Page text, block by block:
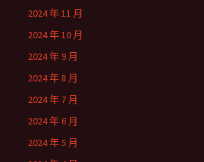
2024 年 11 月
2024 年 10 月
2024 年 9 月
2024 年 8 月
2024 年 7 月
2024 年 6 月
2024 年 5 月